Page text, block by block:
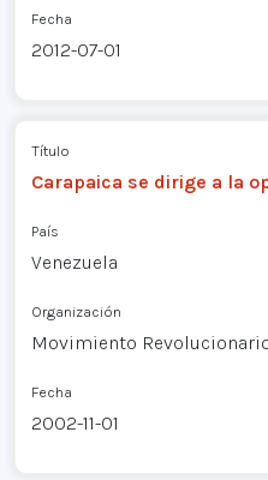
Fecha
2012-07-01
Título
Carapaica se dirige a la
País
Venezuela
Organización
Movimiento
Fecha
2002-11-01